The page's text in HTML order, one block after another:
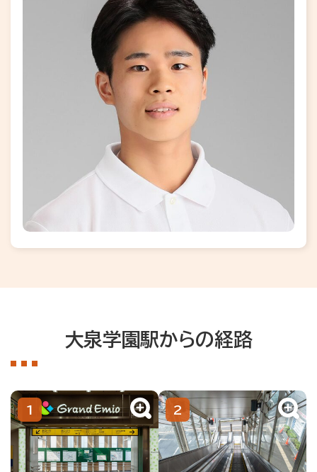
大泉学園駅からの経路